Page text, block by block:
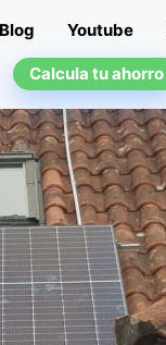
Blog Youtube
Calcula tu ahorro